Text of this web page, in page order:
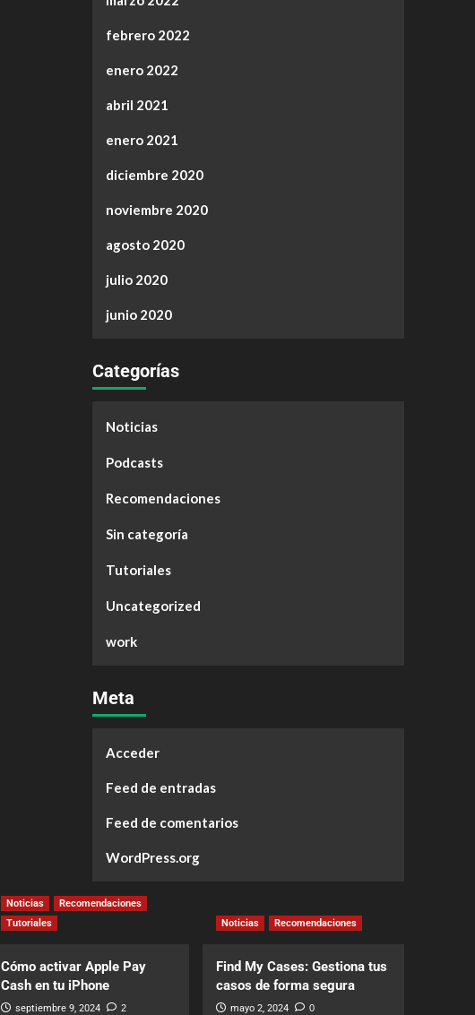
febrero 2022
enero 2022
abril 2021
enero 2021
diciembre 2020
noviembre 2020
agosto 2020
julio 2020
junio 2020
Categorías
Noticias
Podcasts
Recomendaciones
Sin categoría
Tutoriales
Uncategorized
work
Meta
Acceder
Feed de entradas
Feed de comentarios
WordPress.org
Noticias
Recomendaciones
Tutoriales
Cómo activar Apple Pay
Cash en tu iPhone
septiembre 9, 2024 2
Noticias Recomendaciones
Find My Cases: Gestiona tus
casos de forma segura
mayo 2, 2024 0